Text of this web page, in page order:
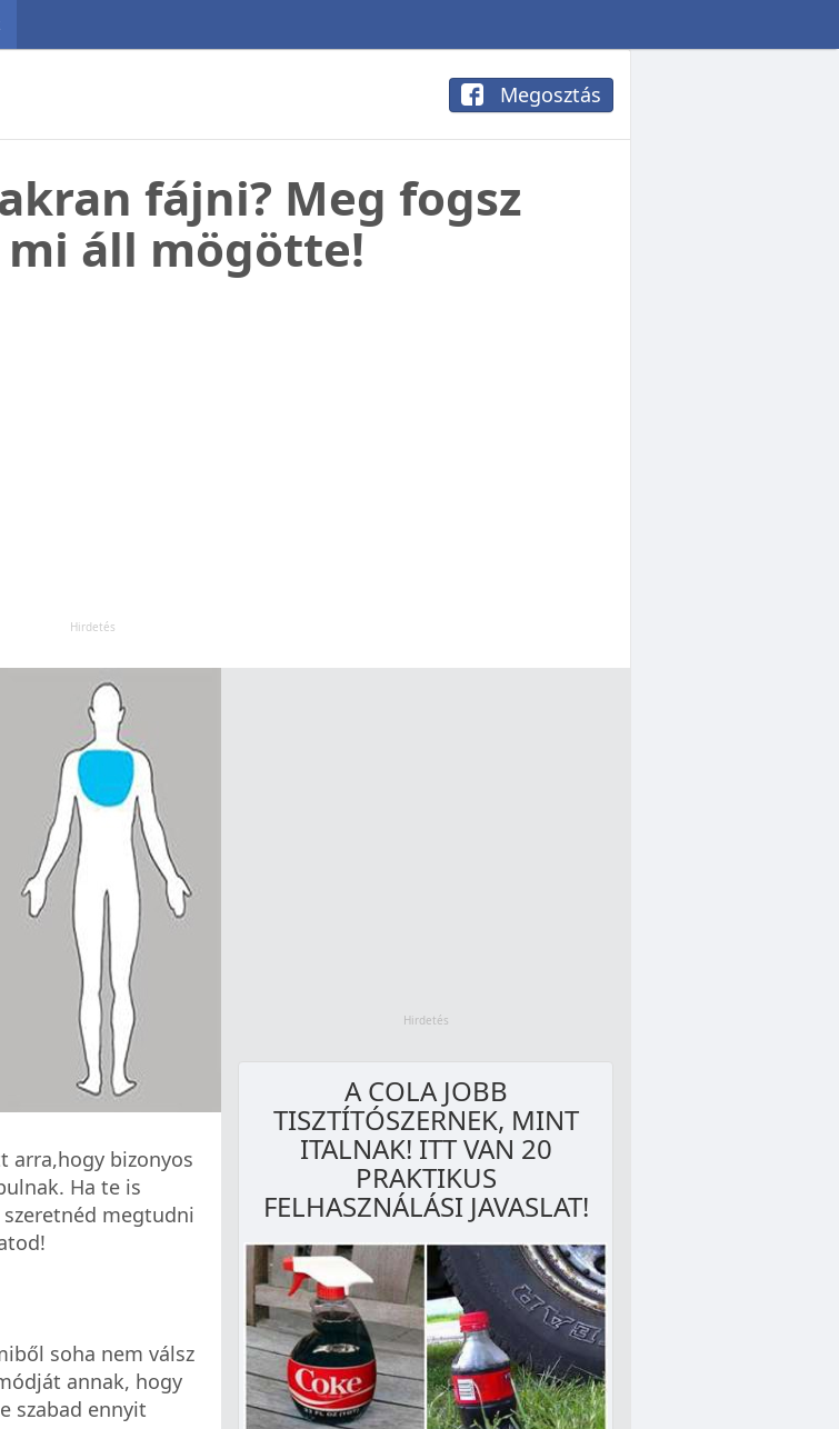
Megosztás
fájni? Meg fogsz
áll mögötte!
arra,hogy bizonyos
Ha te is
megtudni
soha nem válsz
annak, hogy
szabad ennyit
A COLA JOBB
TISZTÍTÓSZERNEK, MINT
ITALNAK! ITT VAN 20
PRAKTIKUS
FELHASZNÁLÁSI JAVASLAT!